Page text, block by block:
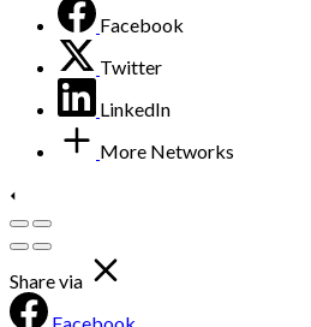
Facebook
Twitter
LinkedIn
More Networks
Share via